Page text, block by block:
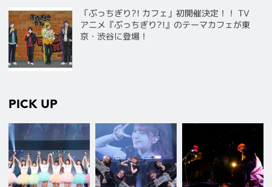
「ぶっちぎり?! カフェ」初開催決定！！ TV
アニメ『ぶっちぎり?!』のテーマカフェが東
京・渋谷に登場！
PICK UP